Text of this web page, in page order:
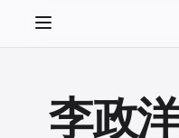
李政